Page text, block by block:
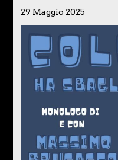
29 Maggio 2025